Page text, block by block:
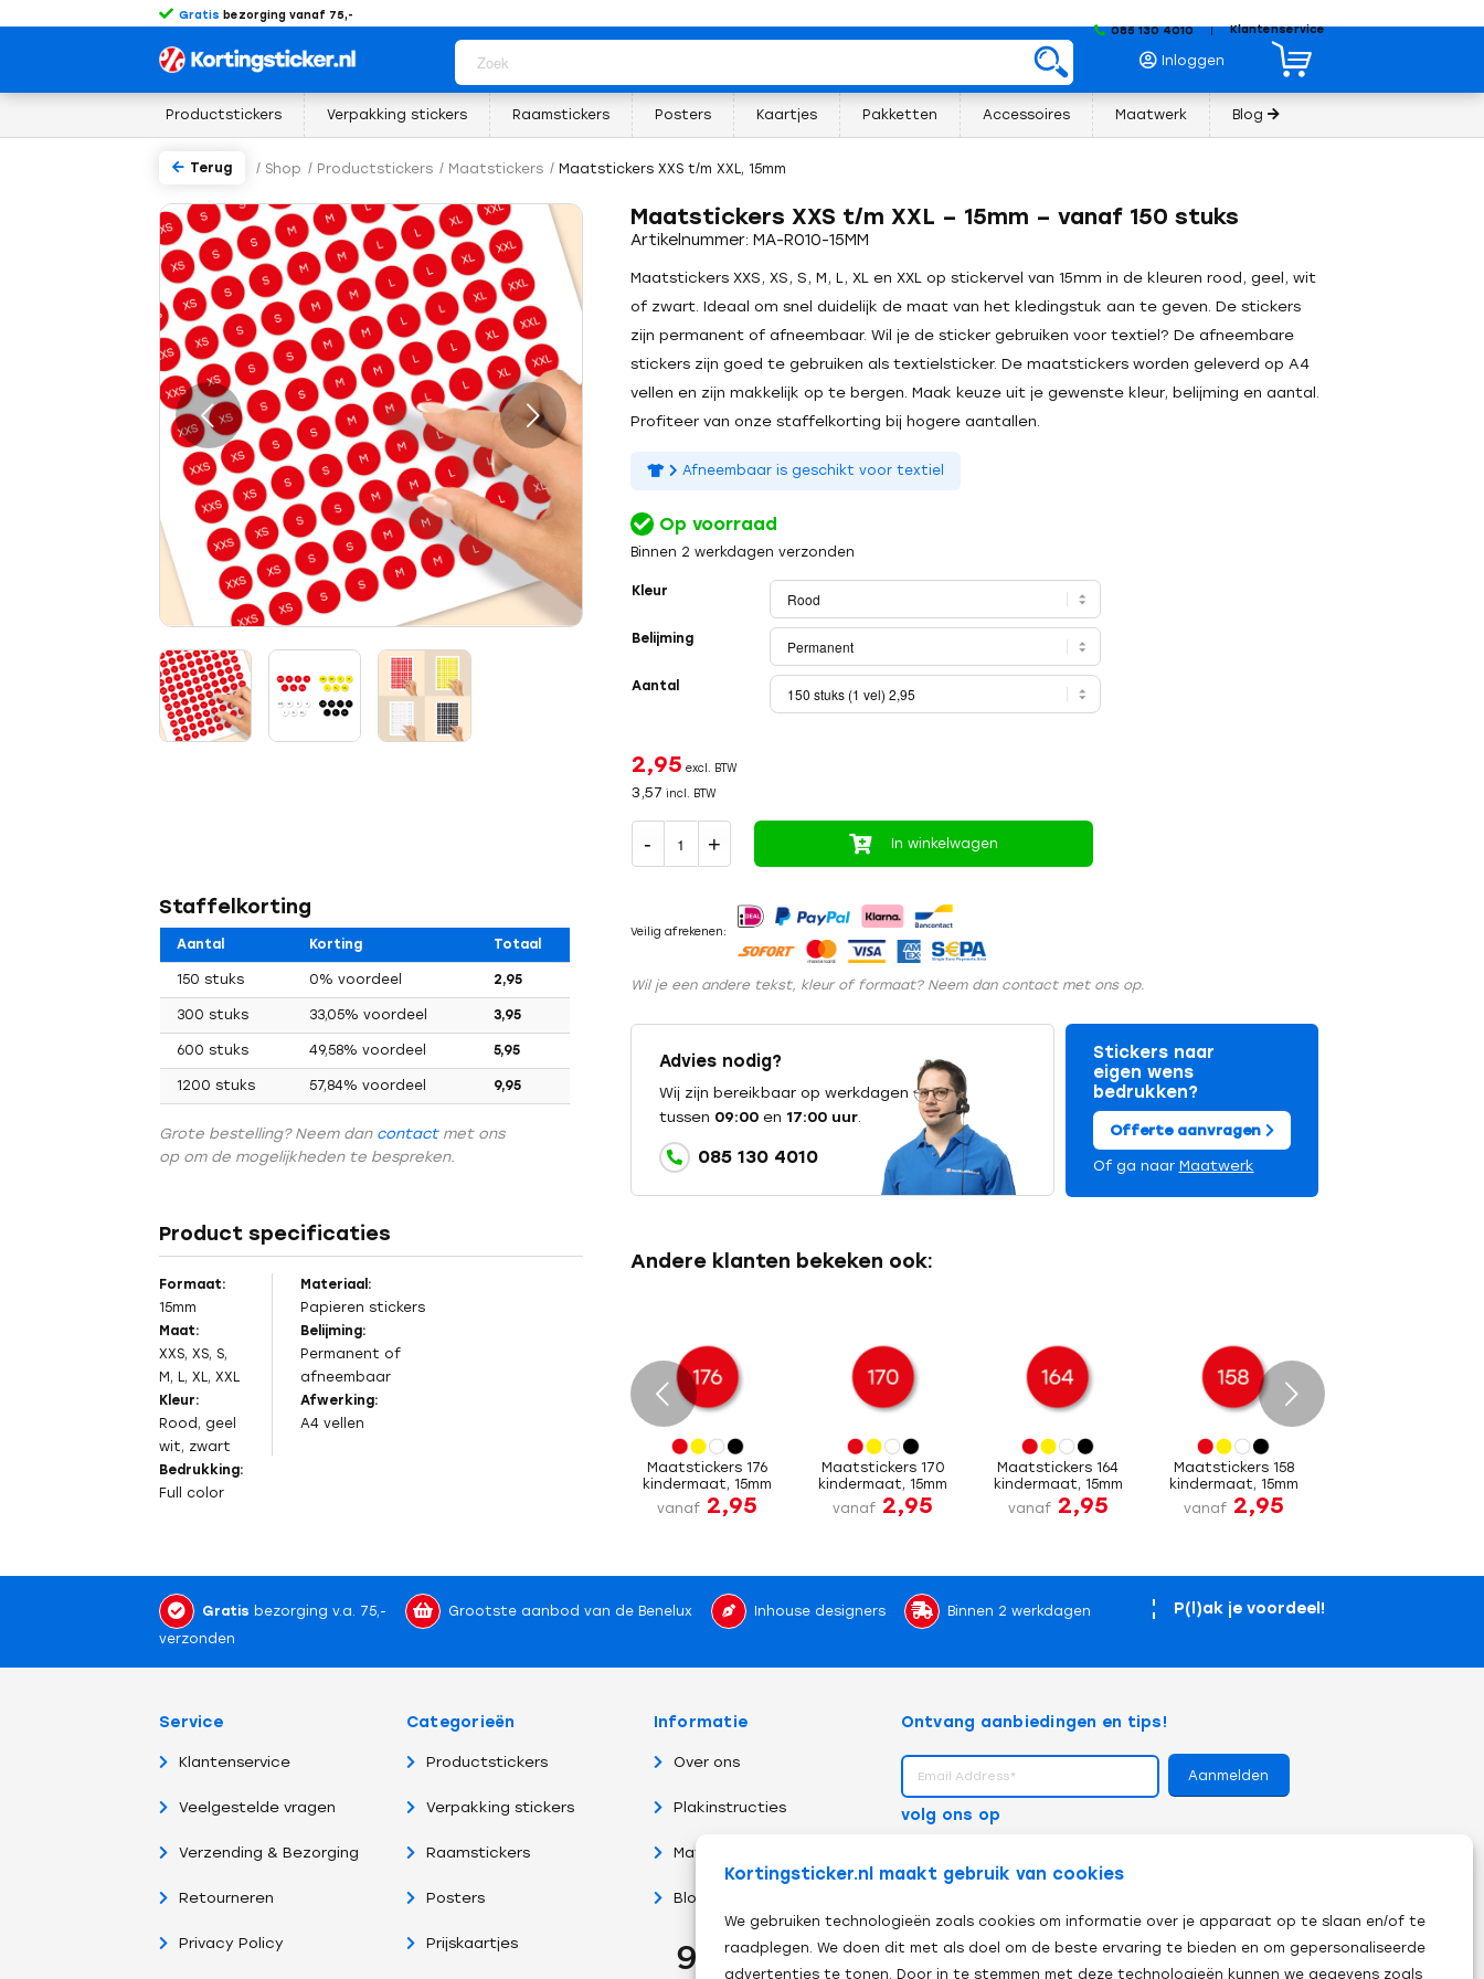
Kortingsticker.nl maakt gebruik van cookies
We gebruiken technologieën zoals cookies om informatie over je apparaat op te slaan en/of te
raadplegen. We doen dit met als doel om de beste ervaring te bieden en om gepersonaliseerde
advertenties te tonen. Door in te stemmen met deze technologieën kunnen we gegevens zoals
Gratis bezorging vanaf 75,-
085 130 4010
| Klantenservice
Inloggen
/ Shop / Productstickers / Maatstickers / Maatstickers XXS t/m XXL, 15mm
Productstickers Verpakking stickers Raamstickers Posters Kaartjes Pakketten Accessoires Maatwerk Blog
Terug
Volgende
Maatstickers XXS t/m XXL – 15mm – vanaf 150 stuks
Artikelnummer: MA-R010-15MM
Maatstickers XXS, XS, S, M, L, XL en XXL op stickervel van 15mm in de kleuren rood, geel, wit
of zwart. Ideaal om snel duidelijk de maat van het kledingstuk aan te geven. De stickers
zijn permanent of afneembaar. Wil je de sticker gebruiken voor textiel? De afneembare
stickers zijn goed te gebruiken als textielsticker. De maatstickers worden geleverd op A4
vellen en zijn makkelijk op te bergen. Maak keuze uit je gewenste kleur, belijming en aantal.
Profiteer van onze staffelkorting bij hogere aantallen.
Afneembaar is geschikt voor textiel
Op voorraad
Binnen 2 werkdagen verzonden
Kleur
Belijming
Aantal
2,95 excl. BTW
3,57 incl. BTW
In winkelwagen
Veilig afrekenen:
Wil je een andere tekst, kleur of formaat? Neem dan contact met ons op.
Staffelkorting
Aantal Korting Totaal
150 stuks 0% voordeel 2,95
300 stuks 33,05% voordeel 3,95
600 stuks 49,58% voordeel 5,95
1200 stuks 57,84% voordeel 9,95
Grote bestelling? Neem dan contactmet ons
op om de mogelijkheden te bespreken.
Product specificaties
Formaat:
15mm
Maat:
XXS, XS, S,
M, L, XL, XXL
Kleur:
Rood, geel
wit, zwart
Bedrukking:
Full color
Materiaal:
Papieren stickers
Belijming:
Permanent of
afneembaar
Afwerking:
A4 vellen
Advies nodig?
Wij zijn bereikbaar op werkdagen
tussen 09:00en 17:00 uur.
085 130 4010
Stickers naar
eigen wens
bedrukken?
Offerte aanvragen
Of ga naar Maatwerk
Andere klanten bekeken ook:
Maatstickers 176
kindermaat, 15mm
vanaf 2,95
Maatstickers 170
kindermaat, 15mm
vanaf 2,95
Maatstickers 164
kindermaat, 15mm
vanaf 2,95
Maatstickers 158
kindermaat, 15mm
vanaf 2,95
Volgende
Gratis bezorging v.a. 75,- Grootste aanbod van de Benelux Inhouse designers
Binnen 2 werkdagen
verzonden
P(l)ak je voordeel!
Service
Klantenservice
Veelgestelde vragen
Verzending & Bezorging
Retourneren
Privacy Policy
Categorieën
Productstickers
Verpakking stickers
Raamstickers
Posters
Prijskaartjes
Informatie
Over ons
Plakinstructies
Materiaalsoorten
Blog
Ontvang aanbiedingen en tips!
volg ons op